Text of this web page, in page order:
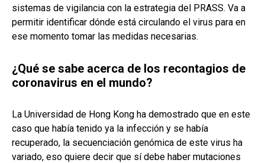
sistemas de vigilancia con la estrategia del PRASS. Va a
permitir identificar dónde está circulando el virus para en
ese momento tomar las medidas necesarias.
¿Qué se sabe acerca de los recontagios de
coronavirus en el mundo?
La Universidad de Hong Kong ha demostrado que en este
caso que había tenido ya la infección y se había
recuperado, la secuenciación genómica de este virus ha
variado, eso quiere decir que sí debe haber mutaciones